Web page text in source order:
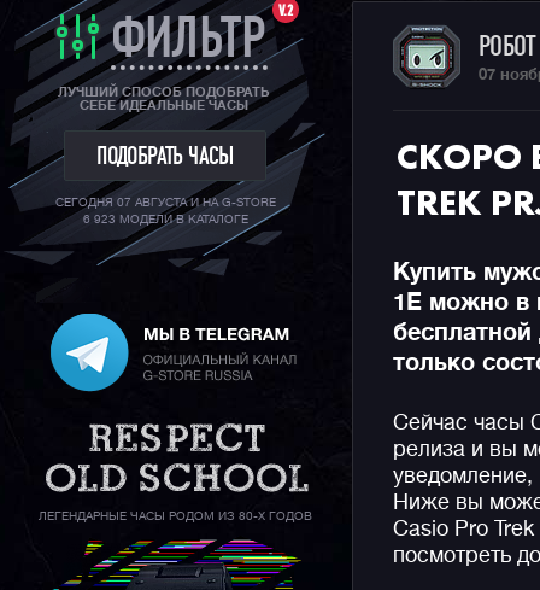
V.2
ФИЛЬТР
ЛУЧШИЙ СПОСОБ ПОДОБРАТЬ
СЕБЕ ИДЕАЛЬНЫЕ ЧАСЫ
ПОДОБРАТЬ ЧАСЫ
СЕГОДНЯ 07 АВГУСТА И НА G-STORE
6 923 МОДЕЛИ В КАТАЛОГЕ
ЛЕГЕНДАРНЫЕ ЧАСЫ РОДОМ ИЗ 80-Х ГОДОВ
07
СКОРО
TREK
Купить
1E можно в
только
Сейчас часы
релиза и вы
уведомление,
Ниже вы
Casio Pro
посмотреть